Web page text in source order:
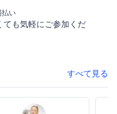
払い
ても気軽にご参加くだ
すべて見る